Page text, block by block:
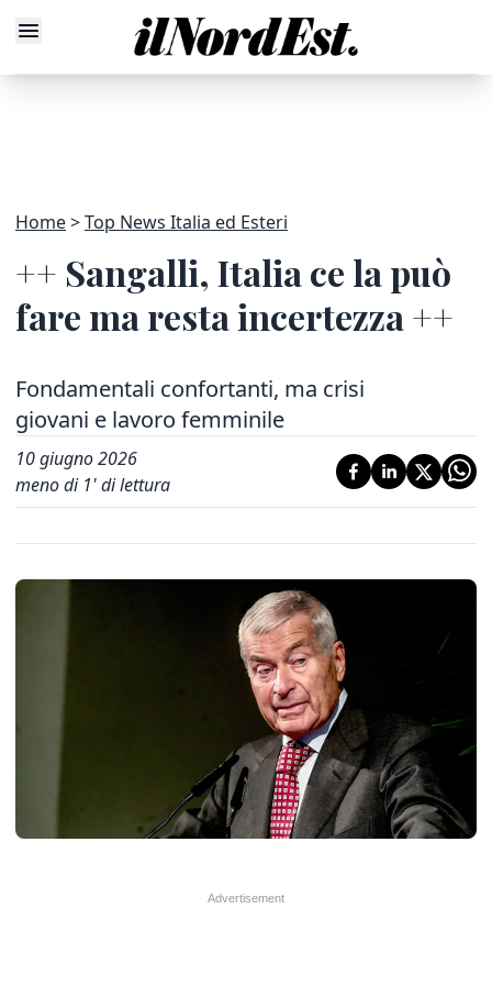
Home Top News Italia ed Esteri
++ Sangalli, Italia ce la può
fare ma resta incertezza ++
Fondamentali confortanti, ma crisi
giovani e lavoro femminile
10 giugno 2026
meno di 1' di lettura